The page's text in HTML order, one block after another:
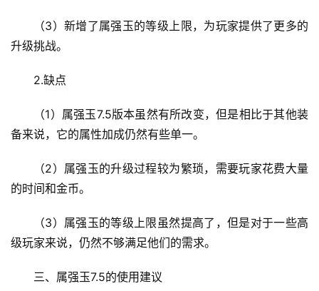
（3）新增了属强玉的等级上限，为玩家提供了更多的
升级挑战。
2.缺点
（1）属强玉7.5版本虽然有所改变，但是相比于其他装
备来说，它的属性加成仍然有些单一。
（2）属强玉的升级过程较为繁琐，需要玩家花费大量
的时间和金币。
（3）属强玉的等级上限虽然提高了，但是对于一些高
级玩家来说，仍然不够满足他们的需求。
三、属强玉7.5的使用建议